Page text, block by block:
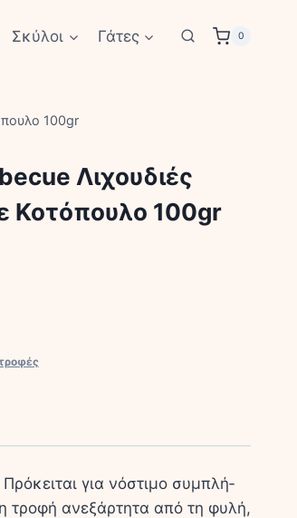
Σκύλοι Γάτες 0
100gr
Λιχουδιές
Κοτόπουλο 100gr
για νόστιμο συ­μπλή­
τροφή ανεξάρτητα από τη φυλή,